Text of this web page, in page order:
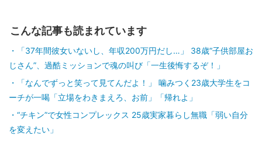
こんな記事も読まれています
「37年間彼女いないし、年収200万円だし…」 38歳“子供部屋お
じさん”、過酷ミッションで魂の叫び「一生後悔するぞ！」
「なんでずっと笑って見てんだよ！」 噛みつく23歳大学生をコ
ーチが一喝「立場をわきまえろ、お前」「帰れよ」
“チキン”で女性コンプレックス 25歳実家暮らし無職「弱い自分
を変えたい」